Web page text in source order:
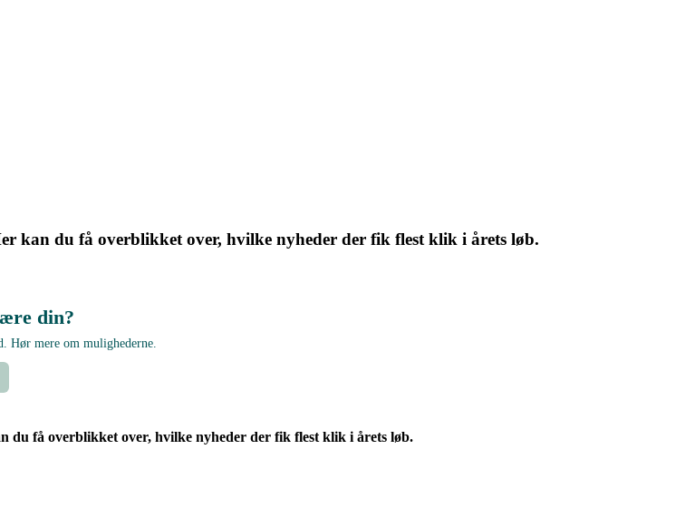
kan du få overblikket over, hvilke nyheder der fik flest klik i årets løb.
din?
Hør mere om mulighederne.
du få overblikket over, hvilke nyheder der fik flest klik i årets løb.